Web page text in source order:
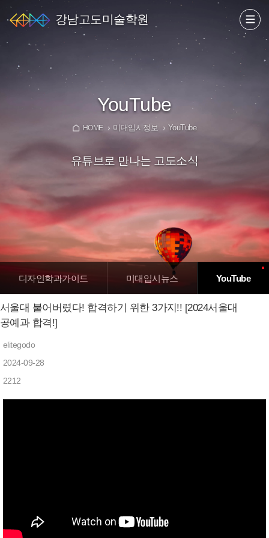
강남고도미술학원
YouTube
HOME 미대입시정보 YouTube
유튜브로 만나는 고도소식
디자인학과가이드 미대입시뉴스 YouTube
서울대 붙어버렸다! 합격하기 위한 3가지!! [2024서울대
공예과 합격!]
elitegodo
2024-09-28
2212